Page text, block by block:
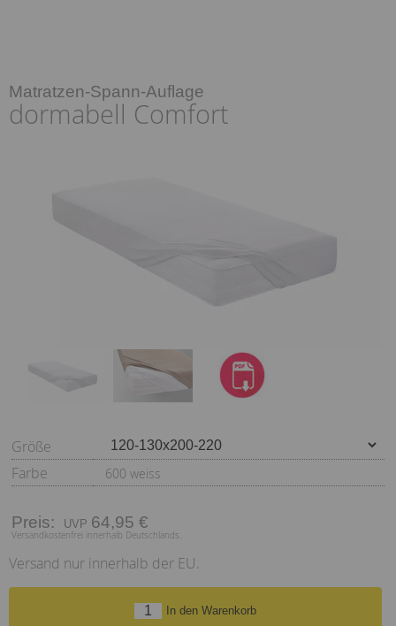
Matratzen-Spann-Auflage
dormabell Comfort
Größe
Farbe
600 weiss
Preis: 64,95 €
Versandkostenfrei innerhalb Deutschlands.
Versand nur innerhalb der EU.
In den Warenkorb